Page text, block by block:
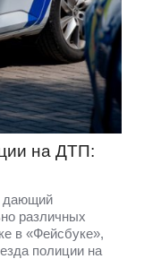
на ДТП:
дающий
различных
в «Фейсбуке»,
полиции на